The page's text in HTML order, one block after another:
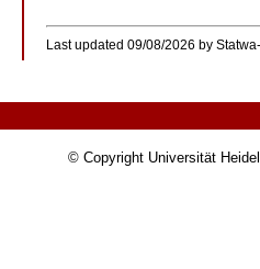
Last updated 09/08/2026 by
© Copyright Universität